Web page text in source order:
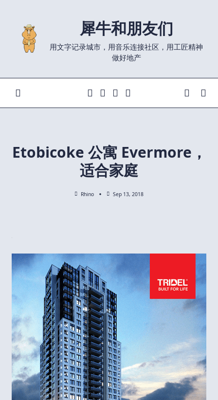
content
犀牛和朋友们
用文字记录城市，用音乐连接社区，用工匠精神
做好地产
Etobicoke 公寓 Evermore，
适合家庭
Rhino Sep 13, 2018